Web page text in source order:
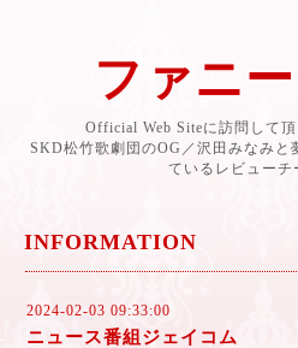
ファニ
Official Web Siteに訪問して頂
SKD松竹歌劇団のOG／沢田みなみと
ているレビューチ
INFORMATION
2024-02-03 09:33:00
ニュース番組ジェイコム